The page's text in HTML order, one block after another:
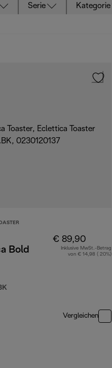
Serie Kategorie
Bold
€ 89,90
Inklusive MwSt.-Betrag
von € 14,98 ( 20%)
Vergleichen